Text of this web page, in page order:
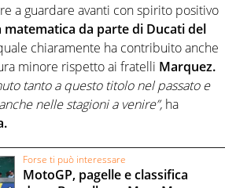
a guardare avanti con spirito positivo
matematica da parte di Ducati del
chiaramente ha contribuito anche
minore rispetto ai fratelli Marquez.
tanto a questo titolo nel passato e
nelle stagioni a venire”, ha
Forse ti può interessare
MotoGP, pagelle e classifica